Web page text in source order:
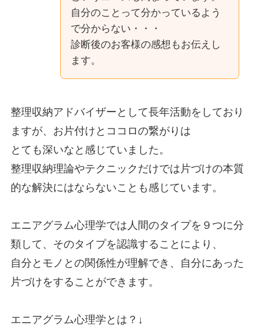
自分のことって分かっているよう
で分からない・・・
診断後のお客様の感想もお伝えし
ます。
整理収納アドバイザーとして長年活動をしており
ますが、お片付けとココロの繋がりは
とても深いなと感じていました。
整理収納理論やテクニックだけでは片づけの本質
的な解決にはならないことも感じています。
エニアグラム心理学では人間のタイプを９つに分
類して、そのタイプを認識することにより、
自分とモノとの関係性が理解でき、自分にあった
片づけをすることができます。
エニアグラム心理学とは？↓